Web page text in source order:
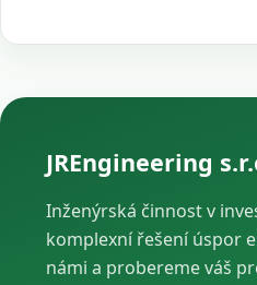
JREngineering
Inženýrská činnost v
komplexní řešení úspor
námi a probereme váš